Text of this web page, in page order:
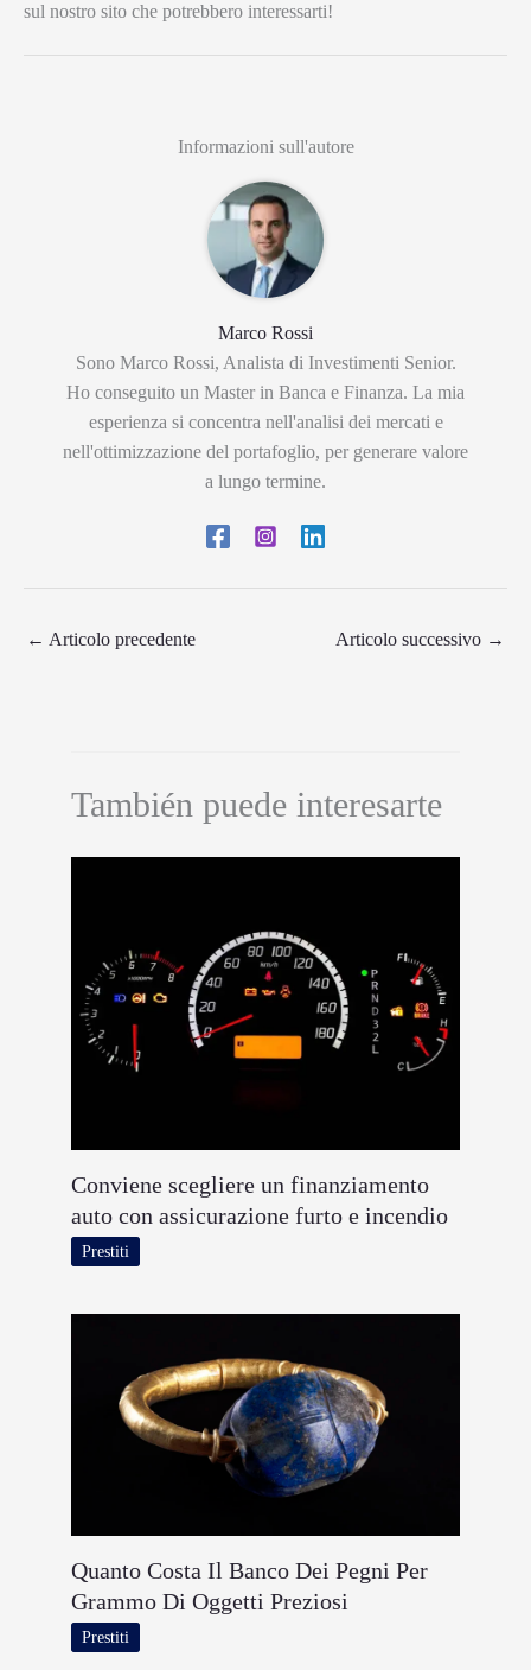
sul nostro sito che potrebbero interessarti!
Informazioni sull'autore
Marco Rossi
Sono Marco Rossi, Analista di Investimenti Senior.
Ho conseguito un Master in Banca e Finanza. La mia
esperienza si concentra nell'analisi dei mercati e
nell'ottimizzazione del portafoglio, per generare valore
a lungo termine.
← Articolo precedente Articolo successivo →
También puede interesarte
Conviene scegliere un finanziamento
auto con assicurazione furto e incendio
Prestiti
Quanto Costa Il Banco Dei Pegni Per
Grammo Di Oggetti Preziosi
Prestiti